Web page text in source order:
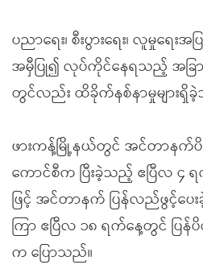
ပညာရေး၊ စီးပွားရေး၊ လူမှုရေ
အမှီပြု၍ လုပ်ကိုင်နေရသည့် အခြား
တွင်လည်း ထိခိုက်နစ်နာမှုများ
ဖားကန့်မြို့နယ်တွင် အင်တာနက်
ကောင်စီက ပြီးခဲ့သည့် ဧပြီလ ၄
ဖြင့် အင်တာနက် ပြန်လည်ဖွင့်ပ
ကြာ ဧပြီလ ၁၈ ရက်နေ့တွင် ပြ
က ပြောသည်။